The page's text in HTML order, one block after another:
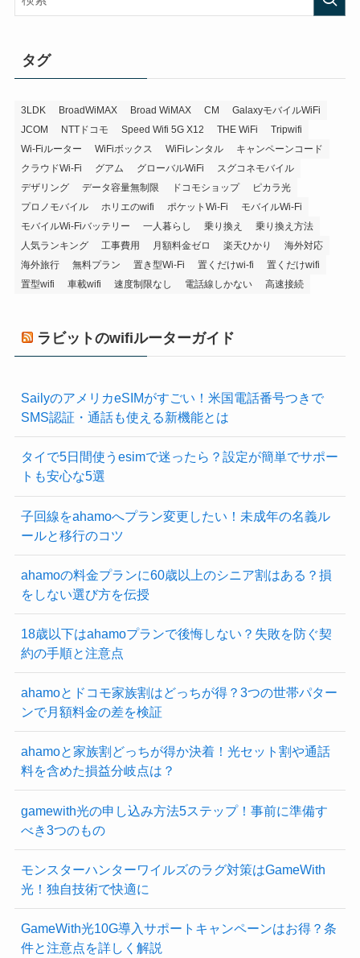
ー
タグ
3LDK BroadWiMAX Broad WiMAX CM
GalaxyモバイルWiFi
JCOM
NTTドコモ Speed Wifi 5G X12 THE WiFi
Tripwifi
Wi-Fiルーター
WiFiボックス WiFiレンタル
キャンペーンコード
クラウドWi-Fi
グアム グローバルWiFi
スグコネモバイル
デザリング
データ容量無制限 ドコモショップ
ピカラ光
プロノモバイル
ホリエのwifi ポケットWi-Fi
モバイルWi-Fi
モバイルWi-Fiバッテリー
一人暮らし 乗り換え
乗り換え方法
人気ランキング
工事費用 月額料金ゼロ 楽天ひかり
海外対応
海外旅行
無料プラン 置き型Wi-Fi 置くだけwi-fi
置くだけwifi
置型wifi
車載wifi 速度制限なし 電話線しかない 高速接続
ラビットのwifiルーターガイド
SailyのアメリカeSIMがすごい！米国電話番号つきで
SMS認証・通話も使える新機能とは
タイで5日間使うesimで迷ったら？設定が簡単でサポー
トも安心な5選
子回線をahamoへプラン変更したい！未成年の名義ル
ールと移行のコツ
ahamoの料金プランに60歳以上のシニア割はある？損
をしない選び方を伝授
18歳以下はahamoプランで後悔しない？失敗を防ぐ契
約の手順と注意点
ahamoとドコモ家族割はどっちが得？3つの世帯パター
ンで月額料金の差を検証
ahamoと家族割どっちが得か決着！光セット割や通話
料を含めた損益分岐点は？
gamewith光の申し込み方法5ステップ！事前に準備す
べき3つのもの
モンスターハンターワイルズのラグ対策はGameWith
光！独自技術で快適に
GameWith光10G導入サポートキャンペーンはお得？条
件と注意点を詳しく解説